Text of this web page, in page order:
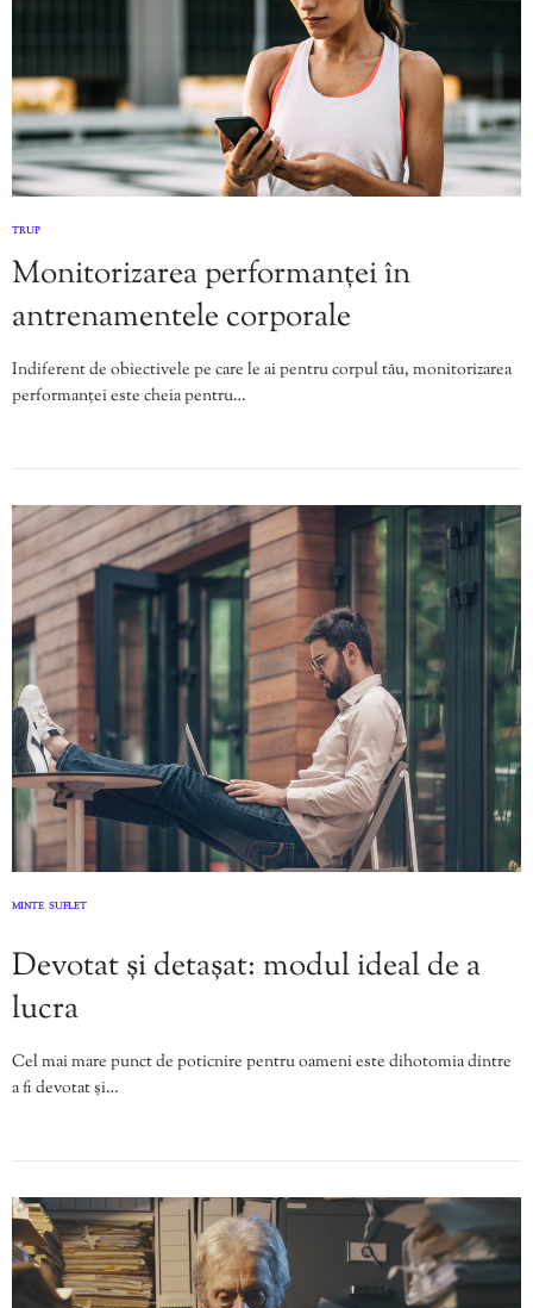
TRUP
Monitorizarea performanței în
antrenamentele corporale
Indiferent de obiectivele pe care le ai pentru corpul tău, monitorizarea
performanței este cheia pentru…
MINTE SUFLET
Devotat și detașat: modul ideal de a
lucra
Cel mai mare punct de poticnire pentru oameni este dihotomia dintre
a fi devotat și…